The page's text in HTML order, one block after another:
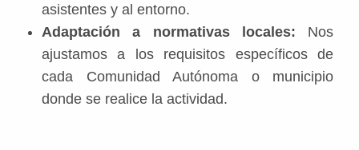
asistentes y al entorno.
Adaptación a normativas locales: Nos
ajustamos a los requisitos específicos de
cada Comunidad Autónoma o municipio
donde se realice la actividad.